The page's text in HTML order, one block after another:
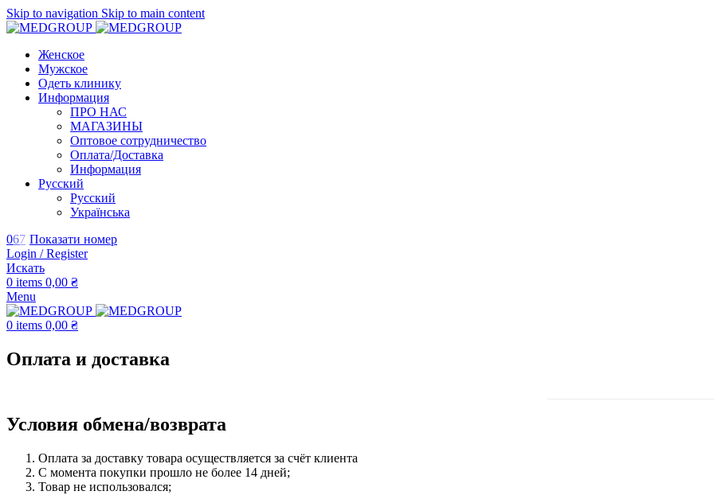
Skip to navigation Skip to main content
Женское
Мужское
Одеть клинику
Информация
ПРО НАС
МАГАЗИНЫ
Оптовое сотрудничество
Оплата/Доставка
Информация
Русский
Русский
Українська
067 Показати номер
Login / Register
Искать
0 items 0,00 ₴
Menu
0 items 0,00 ₴
Оплата и доставка
Условия обмена/возврата
Оплата за доставку товара осуществляется за счёт клиента
С момента покупки прошло не более 14 дней;
Товар не использовался;